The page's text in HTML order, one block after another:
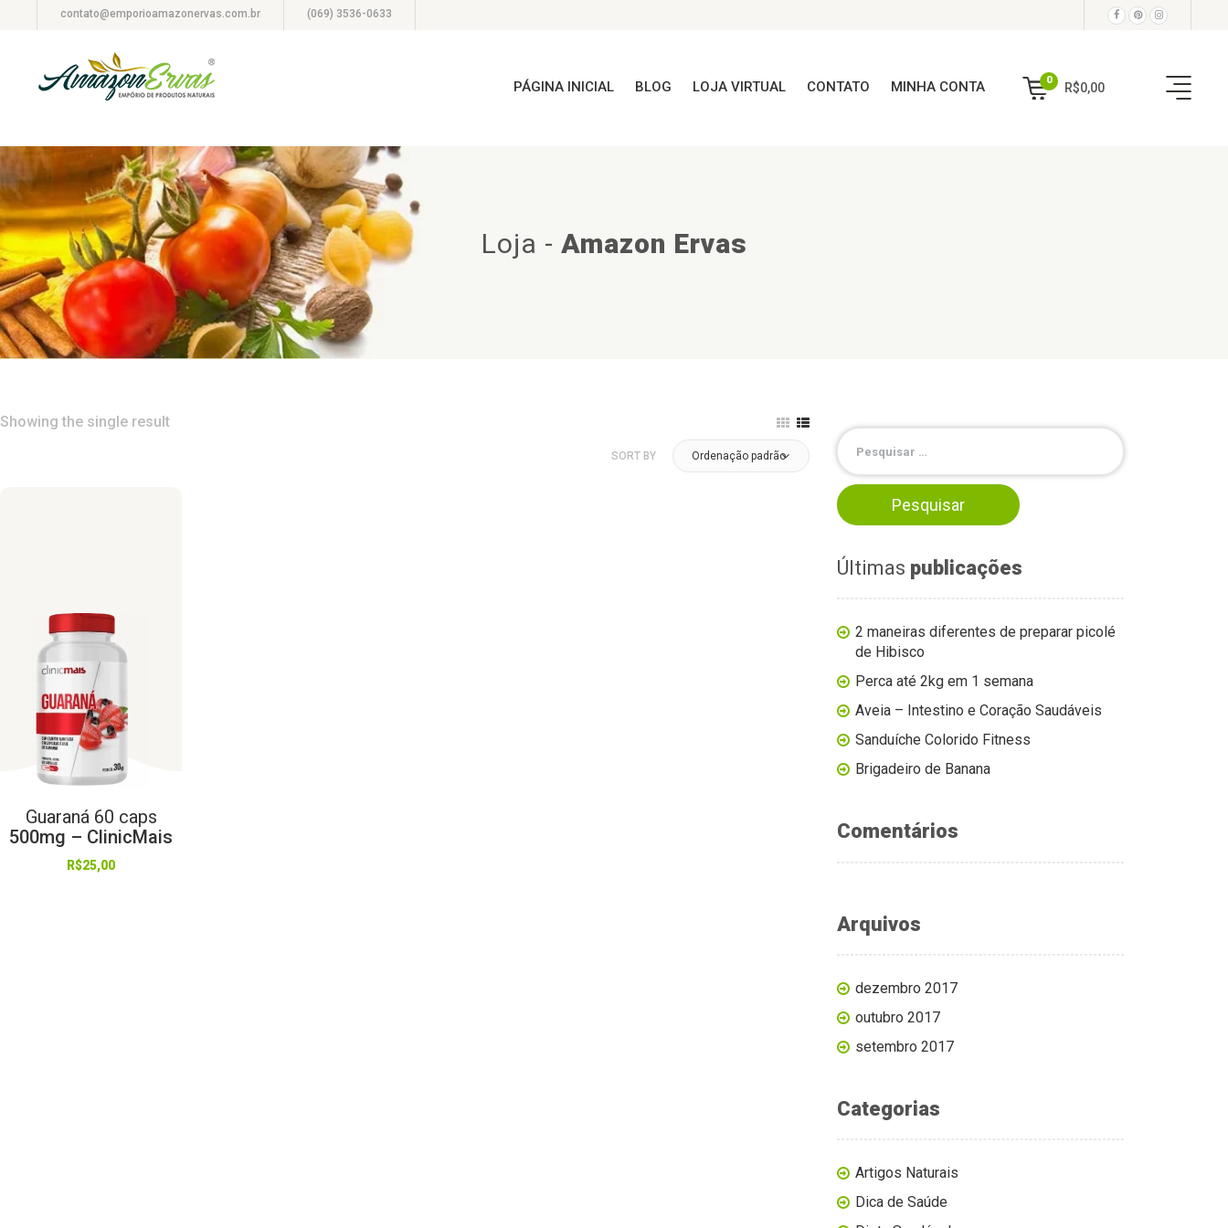
contato@emporioamazonervas.com.br (069) 3536-0633
PÁGINA INICIAL BLOG LOJA VIRTUAL CONTATO MINHA CONTA 0
R$0,00
Loja - Amazon Ervas
Showing the single result
SORT BY Ordenação padrão
Guaraná 60 caps
500mg – ClinicMais
R$25,00
Últimas publicações
2 maneiras diferentes de preparar picolé
de Hibisco
Perca até 2kg em 1 semana
Aveia – Intestino e Coração Saudáveis
Sanduíche Colorido Fitness
Brigadeiro de Banana
Comentários
Arquivos
dezembro 2017
outubro 2017
setembro 2017
Categorias
Artigos Naturais
Dica de Saúde